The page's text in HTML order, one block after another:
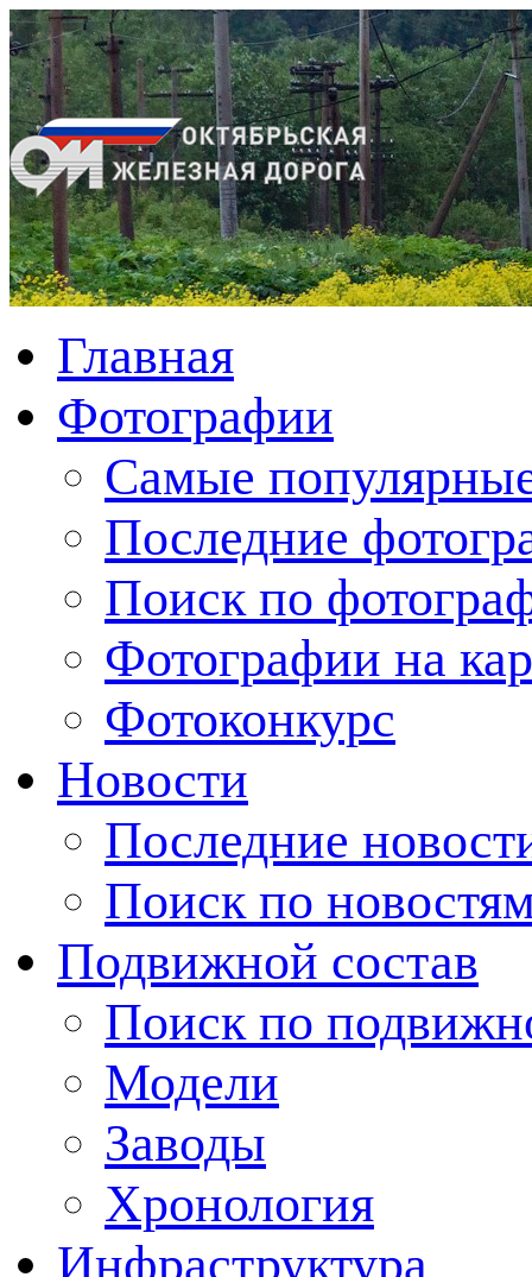
Главная
Фотографии
Cамые
Последние
Поиск по
Фотографии на
Фотоконкурс
Новости
Последние
Поиск по
Подвижной состав
Поиск по
Модели
Заводы
Хронология
Инфраструктура